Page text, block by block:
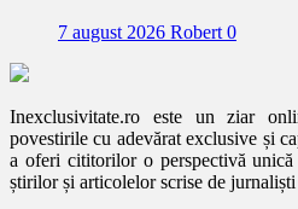
7 august 2026 Robert 0
Inexclusivitate.ro este un ziar
povestirile cu adevărat exclusive și
a oferi cititorilor o perspectivă
știrilor și articolelor scrise de